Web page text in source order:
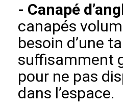
- Canapé
canapés
besoin d’une
suffisamment
pour ne pas
dans l’espace.